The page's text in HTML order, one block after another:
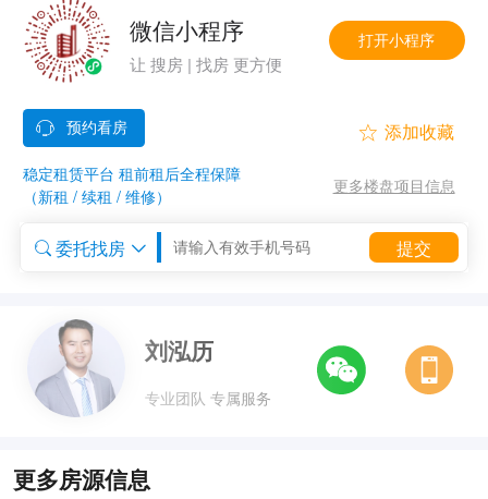

微信小程序
让 搜房 | 找房 更方便
打开小程序
稳定租赁平台 租前租后全程保障
（新租 / 续租 / 维修）

更多楼盘项目信息
 委托找房  提交
刘泓历
专业团队 专属服务
更多房源信息